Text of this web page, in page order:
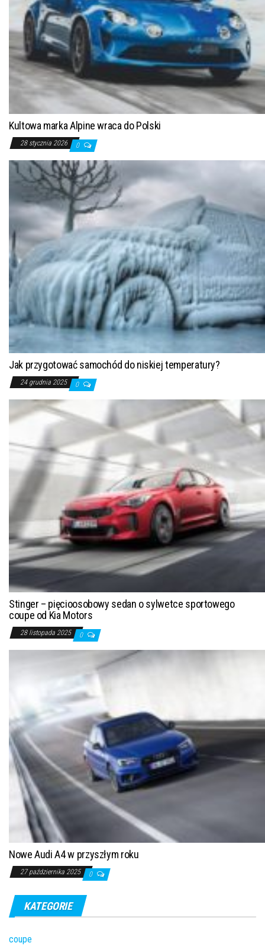
Kultowa marka Alpine wraca do Polski
28 stycznia 2026 0
Jak przygotować samochód do niskiej temperatury?
24 grudnia 2025 0
Stinger – pięcioosobowy sedan o sylwetce sportowego
coupe od Kia Motors
28 listopada 2025 0
Nowe Audi A4 w przyszłym roku
27 października 2025 0
KATEGORIE
coupe